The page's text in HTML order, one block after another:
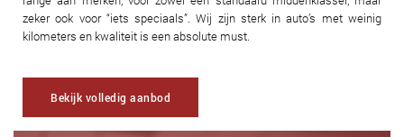
zeker ook voor “iets speciaals”. Wij zijn sterk in auto’s met weinig
kilometers en kwaliteit is een absolute must.
Bekijk volledig aanbod